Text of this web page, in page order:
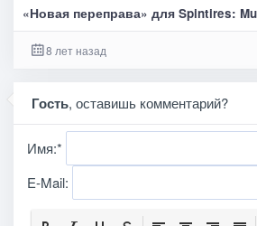
«Новая переправа» для Spintires:
8 лет назад
Гость, оставишь комментарий?
Имя:*
E-Mail: